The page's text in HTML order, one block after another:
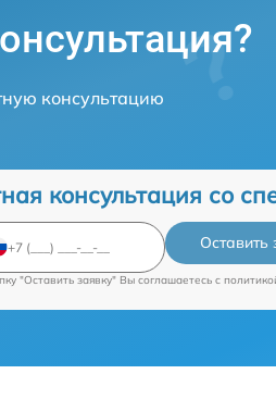
консультацию
консультация со
Оставить
"Оставить заявку" Вы соглашаетесь c